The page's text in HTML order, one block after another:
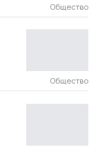
Общество
Общество